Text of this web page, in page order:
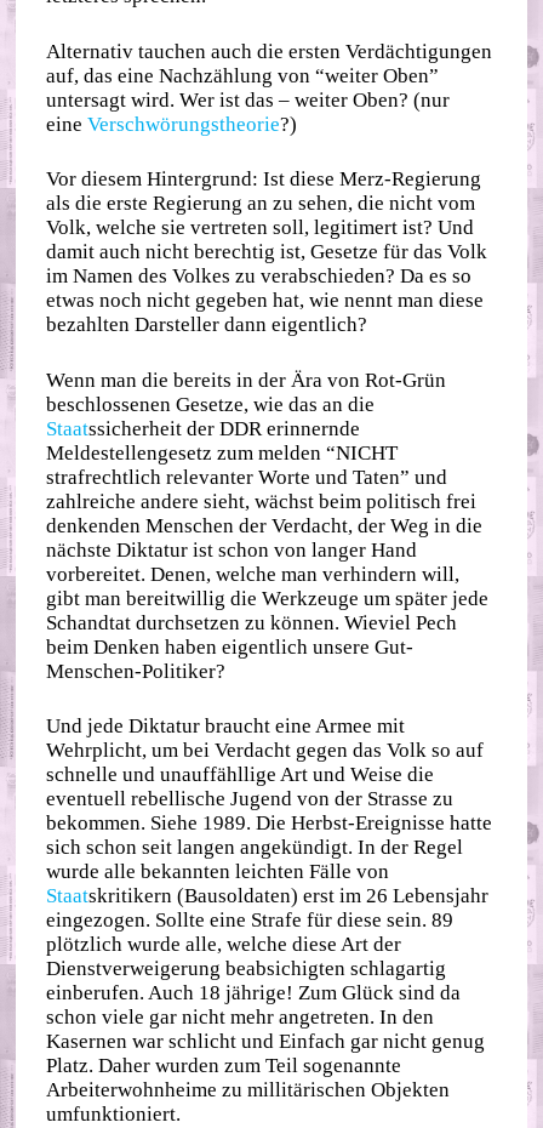
Alternativ tauchen auch die ersten Verdächtigungen
auf, das eine Nachzählung von “weiter Oben”
untersagt wird. Wer ist das – weiter Oben? (nur
eineVerschwörungstheorie?)
Vor diesem Hintergrund: Ist diese Merz-Regierung
als die erste Regierung an zu sehen, die nicht vom
Volk, welche sie vertreten soll, legitimert ist? Und
damit auch nicht berechtig ist, Gesetze für das Volk
im Namen des Volkes zu verabschieden? Da es so
etwas noch nicht gegeben hat, wie nennt man diese
bezahlten Darsteller dann eigentlich?
Wenn man die bereits in der Ära von Rot-Grün
beschlossenen Gesetze, wie das an die
Staatssicherheit der DDR erinnernde
Meldestellengesetz zum melden “NICHT
strafrechtlich relevanter Worte und Taten” und
zahlreiche andere sieht, wächst beim politisch frei
denkenden Menschen der Verdacht, der Weg in die
nächste Diktatur ist schon von langer Hand
vorbereitet. Denen, welche man verhindern will,
gibt man bereitwillig die Werkzeuge um später jede
Schandtat durchsetzen zu können. Wieviel Pech
beim Denken haben eigentlich unsere Gut-
Menschen-Politiker?
Und jede Diktatur braucht eine Armee mit
Wehrplicht, um bei Verdacht gegen das Volk so auf
schnelle und unauffähllige Art und Weise die
eventuell rebellische Jugend von der Strasse zu
bekommen. Siehe 1989. Die Herbst-Ereignisse hatte
sich schon seit langen angekündigt. In der Regel
wurde alle bekannten leichten Fälle von
Staatskritikern (Bausoldaten) erst im 26 Lebensjahr
eingezogen. Sollte eine Strafe für diese sein. 89
plötzlich wurde alle, welche diese Art der
Dienstverweigerung beabsichigten schlagartig
einberufen. Auch 18 jährige! Zum Glück sind da
schon viele gar nicht mehr angetreten. In den
Kasernen war schlicht und Einfach gar nicht genug
Platz. Daher wurden zum Teil sogenannte
Arbeiterwohnheime zu millitärischen Objekten
umfunktioniert.